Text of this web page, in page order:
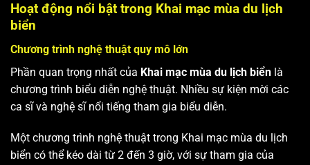
Hoạt động nổi bật trong Khai mạc mùa du lịch
biển
Chương trình nghệ thuật quy mô lớn
Phần quan trọng nhất của Khai mạc mùa du lịch biển là
chương trình biểu diễn nghệ thuật. Nhiều sự kiện mời các
ca sĩ và nghệ sĩ nổi tiếng tham gia biểu diễn.
Một chương trình nghệ thuật trong Khai mạc mùa du lịch
biển có thể kéo dài từ 2 đến 3 giờ, với sự tham gia của